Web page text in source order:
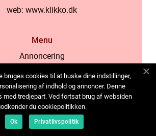
web: www.klikko.dk
Menu
Annoncering
Cookies
Kontakt os
Sitemap
bruges cookies til at huske dine indstillinger,
af indhold og annoncer. Denne
med tredjepart. Ved fortsat brug af websiden
du cookiepolitikken.
Ok Privatlivspolitik